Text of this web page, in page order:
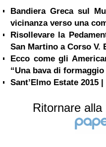
Bandiera Greca sul
vicinanza verso una
Risollevare la
San Martino a Corso V.
Ecco come gli
“Una bava di
Sant’Elmo Estate 2015
Ritornare